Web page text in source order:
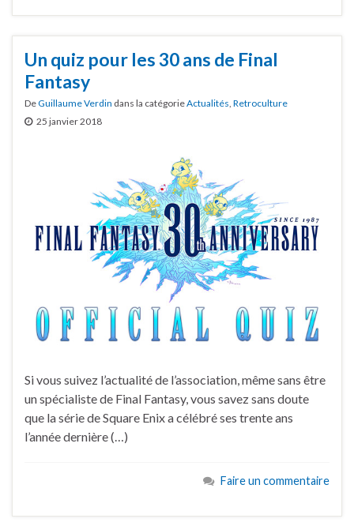
Un quiz pour les 30 ans de Final
Fantasy
DeGuillaume Verdin dans la catégorieActualités, Retroculture
25 janvier 2018
Si vous suivez l’actualité de l’association, même sans être
un spécialiste de Final Fantasy, vous savez sans doute
que la série de Square Enix a célébré ses trente ans
l’année dernière (…)
Faire un commentaire